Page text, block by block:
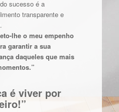
sucesso é a
transparente e
lhe o meu empenho
garantir a sua
daqueles que mais
é viver por